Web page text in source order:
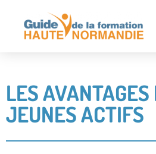
LES
JEUNES ACTIFS